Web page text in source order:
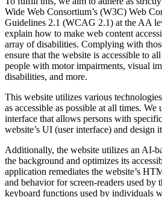
Wide Web Consortium’s (W3C) Web
Guidelines 2.1 (WCAG 2.1) at the AA
explain how to make web content
array of disabilities. Complying with
ensure that the website is accessible to
people with motor impairments, visual
disabilities, and more.
This website utilizes various
as accessible as possible at all times.
interface that allows persons with
website’s UI (user interface) and design
Additionally, the website utilizes an AI-
the background and optimizes its
application remediates the website’s
and behavior for screen-readers used by
keyboard functions used by individuals